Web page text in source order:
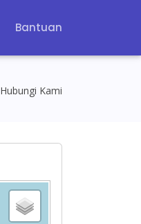
Bantuan
Hubungi Kami